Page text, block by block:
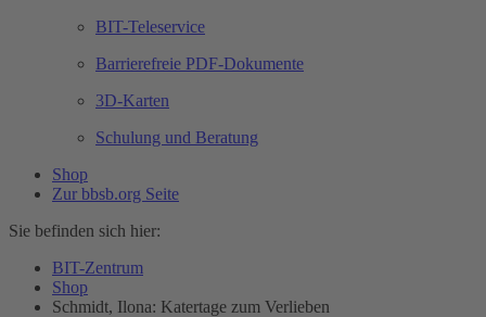
BIT-Teleservice
Barrierefreie PDF-Dokumente
3D-Karten
Schulung und Beratung
Shop
Zur bbsb.org Seite
Sie befinden sich hier:
BIT-Zentrum
Shop
Schmidt, Ilona: Katertage zum Verlieben